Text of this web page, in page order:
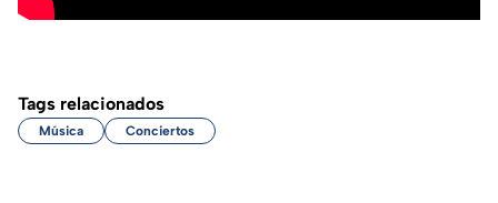
Tags relacionados
Música Conciertos